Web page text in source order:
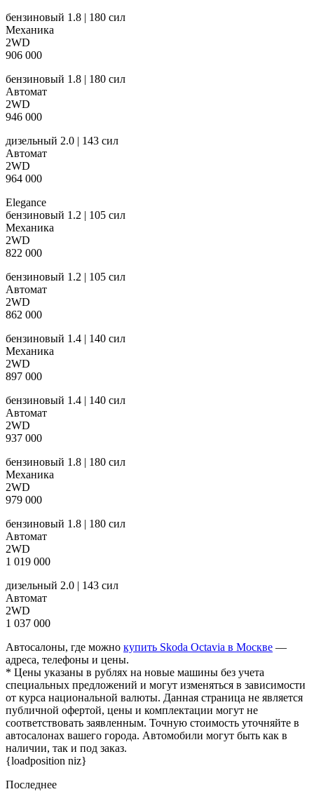
бензиновый 1.8 | 180 сил
Механика
2WD
906 000
бензиновый 1.8 | 180 сил
Автомат
2WD
946 000
дизельный 2.0 | 143 сил
Автомат
2WD
964 000
Elegance
бензиновый 1.2 | 105 сил
Механика
2WD
822 000
бензиновый 1.2 | 105 сил
Автомат
2WD
862 000
бензиновый 1.4 | 140 сил
Механика
2WD
897 000
бензиновый 1.4 | 140 сил
Автомат
2WD
937 000
бензиновый 1.8 | 180 сил
Механика
2WD
979 000
бензиновый 1.8 | 180 сил
Автомат
2WD
1 019 000
дизельный 2.0 | 143 сил
Автомат
2WD
1 037 000
Автосалоны, где можно купить Skoda Octavia в Москве —
адреса, телефоны и цены.
* Цены указаны в рублях на новые машины без учета
специальных предложений и могут изменяться в зависимости
от курса национальной валюты. Данная страница не является
публичной офертой, цены и комплектации могут не
соответствовать заявленным. Точную стоимость уточняйте в
автосалонах вашего города. Автомобили могут быть как в
наличии, так и под заказ.
{loadposition niz}
Последнее